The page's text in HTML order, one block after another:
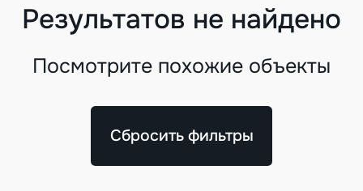
Результатов не найдено
Посмотрите похожие объекты
Сбросить фильтры